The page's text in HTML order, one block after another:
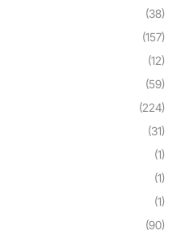
(38)
(157)
(12)
(59)
(224)
(31)
(1)
(1)
(1)
(90)